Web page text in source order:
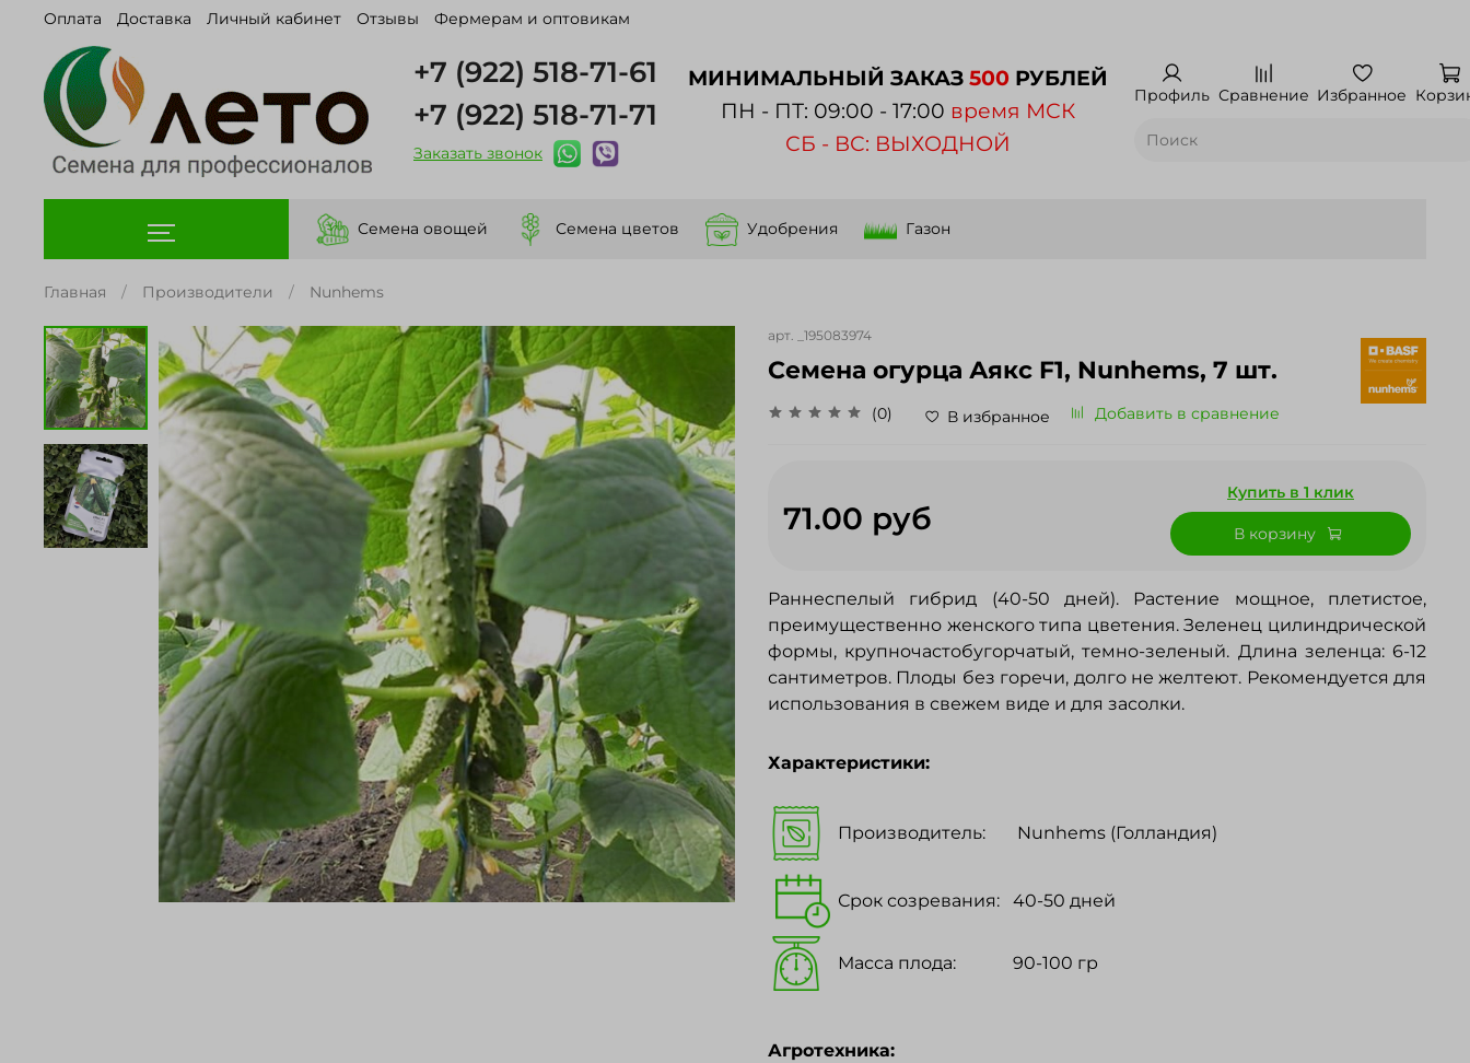
Оплата Доставка Личный кабинет Отзывы Фермерам и оптовикам
+7 (922) 518-71-61
+7 (922) 518-71-71
Заказать звонок
МИНИМАЛЬНЫЙ ЗАКАЗ 500 РУБЛЕЙ
ПН - ПТ: 09:00 - 17:00 время МСК
СБ - ВС: ВЫХОДНОЙ
Профиль Сравнение Избранное
Семена овощей Семена цветов Удобрения Газон
Главная Производители Nunhems
арт. _195083974
Cемена огурца Аякс F1, Nunhems, 7 шт.
(0) В избранное Добавить в сравнение
71.00 руб
Купить в 1 клик
В корзину
Раннеспелый гибрид (40-50 дней). Растение мощное, плетистое,
преимущественно женского типа цветения. Зеленец цилиндрической
формы, крупночастобугорчатый, темно-зеленый. Длина зеленца: 6-12
сантиметров. Плоды без горечи, долго не желтеют. Рекомендуется для
использования в свежем виде и для засолки.
Характеристики:
Производитель: Nunhems (Голландия)
Срок созревания: 40-50 дней
Масса плода: 90-100 гр
Агротехника: